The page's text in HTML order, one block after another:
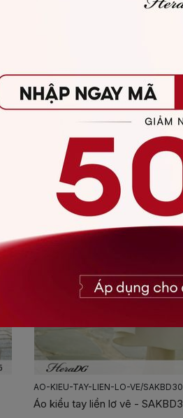
AO-KIEU-TAY-LIEN-LO-VE/
Áo kiểu tay liền lơ vê -